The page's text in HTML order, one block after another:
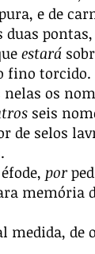
e de
duas pontas,
estará
fino torcido.
os
seis
de selos
por
memória
medida,